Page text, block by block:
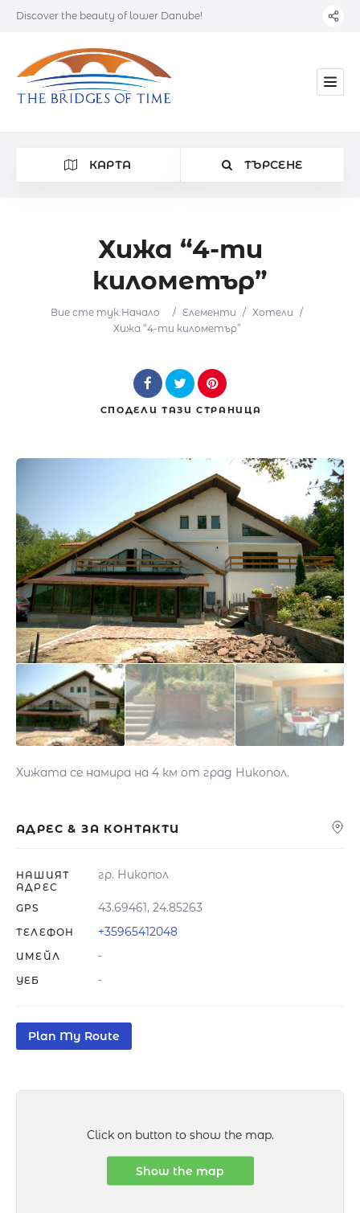
Discover the beauty of lower Danube!
КАРТА ТЪРСЕНЕ
Категория
Местоположение
Търсене
Хижа “4-ти
километър”
Вие сте тук:Начало / Елементи / Хотели /
Хижа “4-ти километър”
СПОДЕЛИ ТАЗИ СТРАНИЦА
Хижата се намира на 4 км от град Никопол.
АДРЕС & ЗА КОНТАКТИ
НАШИЯТ
АДРЕС
гр. Никопол
GPS 43.69461, 24.85263
ТЕЛЕФОН +35965412048
ИМЕЙЛ -
УЕБ -
Plan My Route
Click on button to show the map.
Show the map